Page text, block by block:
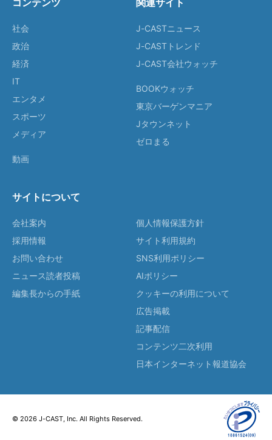
コンテンツ
社会
政治
経済
IT
エンタメ
スポーツ
メディア
動画
関連サイト
J-CASTニュース
J-CASTトレンド
J-CAST会社ウォッチ
BOOKウォッチ
東京バーゲンマニア
Jタウンネット
ゼロまる
サイトについて
会社案内
採用情報
お問い合わせ
ニュース読者投稿
編集長からの手紙
個人情報保護方針
サイト利用規約
SNS利用ポリシー
AIポリシー
クッキーの利用について
広告掲載
記事配信
コンテンツ二次利用
日本インターネット報道協会
© 2026 J-CAST, Inc. All Rights Reserved.